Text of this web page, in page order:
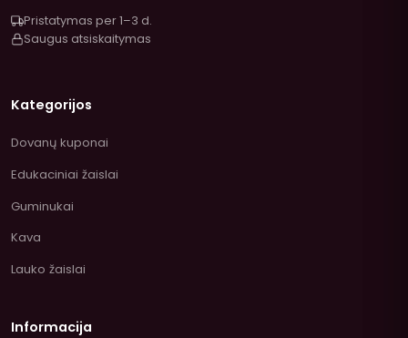
Pristatymas per 1–3 d.
Saugus atsiskaitymas
Kategorijos
Dovanų kuponai
Edukaciniai žaislai
Guminukai
Kava
Lauko žaislai
Informacija